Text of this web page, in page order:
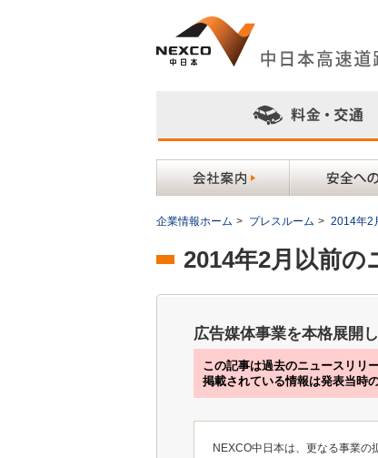
企業情報ホーム > プレスルーム > 2014年2
2014年2月以前の
広告媒体事業を本格展開
この記事は過去のニュースリリー
掲載されている情報は発表当時
NEXCO中日本は、更なる事業